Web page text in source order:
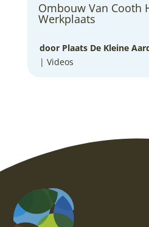
Ombouw Van Cooth
Werkplaats
door Plaats De Kleine
| Videos